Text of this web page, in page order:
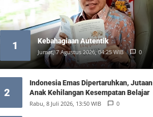
1 Kebahagiaan Autentik
Jumat, 7 Agustus 2026, 04:25 WIB 0
2
Indonesia Emas Dipertaruhkan, Jutaan
Anak Kehilangan Kesempatan Belajar
Rabu, 8 Juli 2026, 13:50 WIB 0